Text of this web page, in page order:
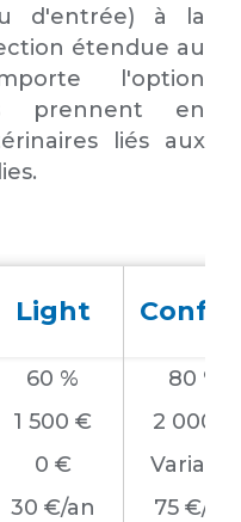
d'entrée) à la
étendue au
l'option
prennent en
liés aux
Light
60 %
80 %
1 500 €
2 000 €
0 €
Variable
30 €/an
75 €/an